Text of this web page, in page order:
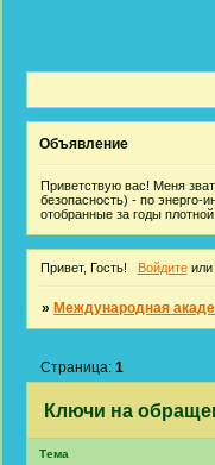
Объявление
Приветствую вас! Меня
безопасность) - по
отобранные за годы
Привет, Гость! Войдитеили
»Международная
Ключи на
Страница:1
Тема